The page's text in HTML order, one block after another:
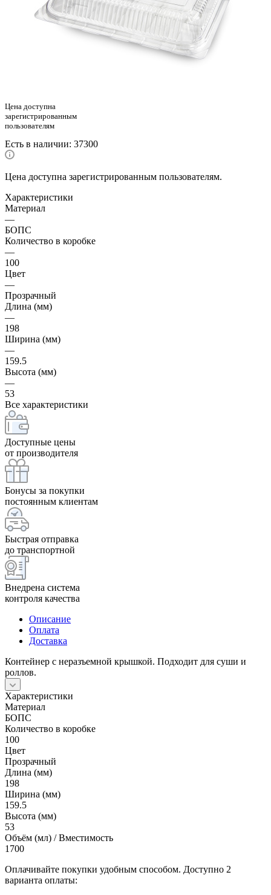
Цена доступна
зарегистрированным
пользователям
Есть в наличии: 37300
Цена доступна зарегистрированным пользователям.
Характеристики
Материал
—
БОПС
Количество в коробке
—
100
Цвет
—
Прозрачный
Длина (мм)
—
198
Ширина (мм)
—
159.5
Высота (мм)
—
53
Все характеристики
Доступные цены
от производителя
Бонусы за покупки
постоянным клиентам
Быстрая отправка
до транспортной
Внедрена система
контроля качества
Описание
Оплата
Доставка
Контейнер с неразъемной крышкой. Подходит для суши и
роллов.
Характеристики
Материал
БОПС
Количество в коробке
100
Цвет
Прозрачный
Длина (мм)
198
Ширина (мм)
159.5
Высота (мм)
53
Объём (мл) / Вместимость
1700
Оплачивайте покупки удобным способом. Доступно 2
варианта оплаты: